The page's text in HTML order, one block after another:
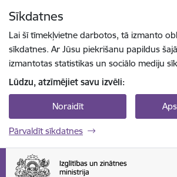
Sīkdatnes
Lai šī tīmekļvietne darbotos, tā izmanto
sīkdatnes. Ar Jūsu piekrišanu papildus
izmantotas statistikas un sociālo mediju
Lūdzu, atzīmējiet savu izvēli:
Noraidīt
Pārvaldīt sīkdatnes